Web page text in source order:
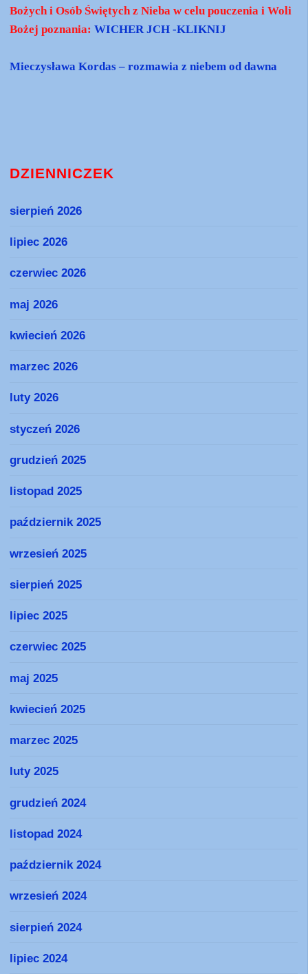
Bożych i Osób Świętych z Nieba w celu pouczenia i Woli
Bożej poznania:WICHER JCH -KLIKNIJ
Mieczysława Kordas – rozmawia z niebem od dawna
DZIENNICZEK
sierpień 2026
lipiec 2026
czerwiec 2026
maj 2026
kwiecień 2026
marzec 2026
luty 2026
styczeń 2026
grudzień 2025
listopad 2025
październik 2025
wrzesień 2025
sierpień 2025
lipiec 2025
czerwiec 2025
maj 2025
kwiecień 2025
marzec 2025
luty 2025
grudzień 2024
listopad 2024
październik 2024
wrzesień 2024
sierpień 2024
lipiec 2024